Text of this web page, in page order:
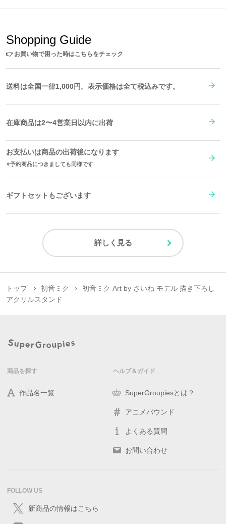
Shopping Guide
👉お買い物で困った時はこちらをチェック
送料は全国一律1,000円。表示価格は全て税込みです。
在庫商品は2〜4営業日以内に出荷
お支払いは商品の出荷後になります
予約商品につきましても同様です
ギフトセットもございます
詳しく見る
トップ 初音ミク
初音ミク Art by さいね モデル 描き下ろし
アクリルスタンド
商品を探す
作品名一覧
ヘルプ＆ガイド
SuperGroupiesとは？
アニメバウンド
よくある質問
お問い合わせ
FOLLOW US
新商品の情報はこちら